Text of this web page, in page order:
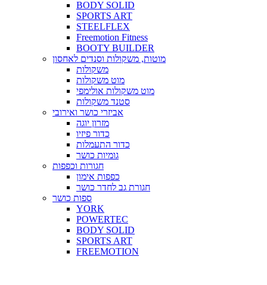
BODY SOLID
SPORTS ART
STEELFLEX
Freemotion Fitness
BOOTY BUILDER
מוטות, משקולות וסנדים לאחסון
משקולות
מוט משקולות
מוט משקולות אולימפי
סטנד משקולות
אביזרי כושר ואירובי
מזרון יוגה
כדור פיזיו
כדור התעמלות
גומיות כושר
חגורות וכפפות
כפפות אימון
חגורת גב לחדר כושר
ספות כושר
YORK
POWERTEC
BODY SOLID
SPORTS ART
FREEMOTION